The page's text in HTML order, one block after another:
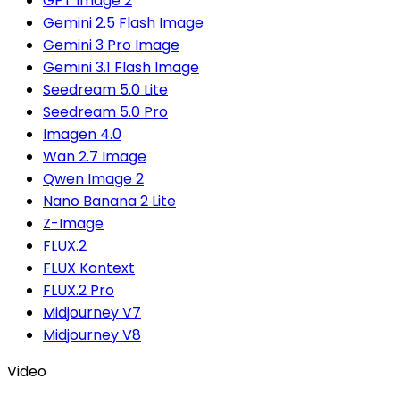
Gemini 2.5 Flash Image
Gemini 3 Pro Image
Gemini 3.1 Flash Image
Seedream 5.0 Lite
Seedream 5.0 Pro
Imagen 4.0
Wan 2.7 Image
Qwen Image 2
Nano Banana 2 Lite
Z-Image
FLUX.2
FLUX Kontext
FLUX.2 Pro
Midjourney V7
Midjourney V8
Video